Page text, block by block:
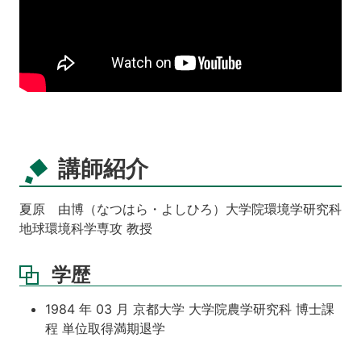
講師紹介
夏原 由博（なつはら・よしひろ）大学院環境学研究科
地球環境科学専攻 教授
学歴
1984 年 03 月 京都大学 大学院農学研究科 博士課
程 単位取得満期退学